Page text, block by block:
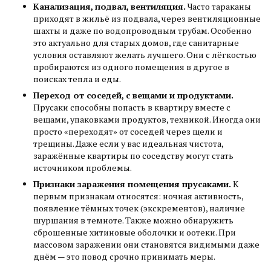
Канализация, подвал, вентиляция.Часто тараканы
приходят в жильё из подвала, через вентиляционные
шахты и даже по водопроводным трубам. Особенно
это актуально для старых домов, где санитарные
условия оставляют желать лучшего. Они с лёгкостью
пробираются из одного помещения в другое в
поисках тепла и еды.
Переход от соседей, с вещами и продуктами.
Прусаки способны попасть в квартиру вместе с
вещами, упаковками продуктов, техникой. Иногда они
просто «переходят» от соседей через щели и
трещины. Даже если у вас идеальная чистота,
заражённые квартиры по соседству могут стать
источником проблемы.
Признаки заражения помещения прусаками.К
первым признакам относятся: ночная активность,
появление тёмных точек (экскрементов), наличие
шуршания в темноте. Также можно обнаружить
сброшенные хитиновые оболочки и оотеки. При
массовом заражении они становятся видимыми даже
днём — это повод срочно принимать меры.